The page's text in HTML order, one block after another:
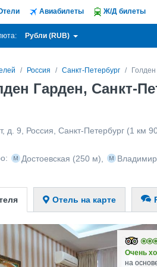
Авиабилеты Ж/Д билеты
Рубли (RUB)
Россия Санкт-Петербург
Гарден, Санкт-
д. 9 Россия Санкт-Петербург (1 км
Достоевская (250 м)
Отель на карте
Очень
на